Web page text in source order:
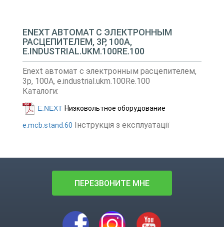
ENEXT АВТОМАТ С ЭЛЕКТРОННЫМ
РАСЦЕПИТЕЛЕМ, 3Р, 100А,
E.INDUSTRIAL.UKM.100RE.100
Enext автомат с электронным расцепителем,
3р, 100А, e.industrial.ukm.100Re.100
Каталоги:
E.NEXT Низковольтное оборудование
e.mcb.stand.60 Інструкція з експлуатації
ПЕРЕЗВОНИТЕ МНЕ